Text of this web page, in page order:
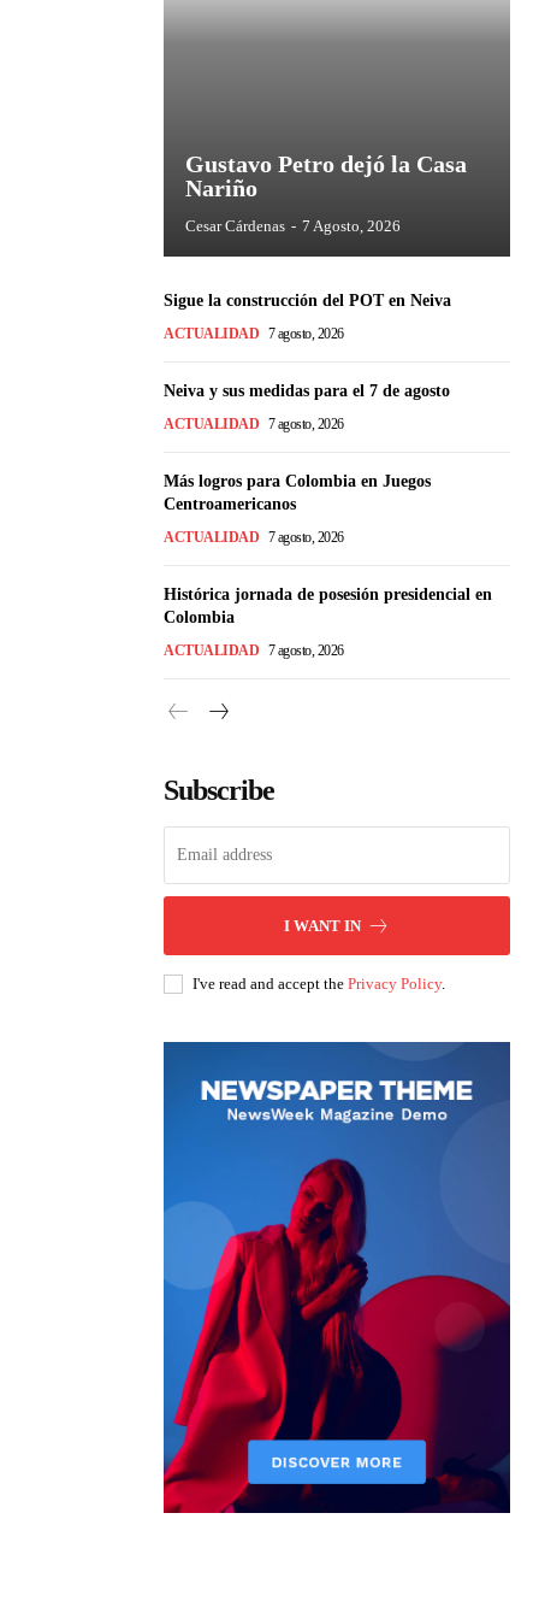
Gustavo Petro dejó la Casa
Nariño
Cesar Cárdenas - 7 Agosto, 2026
Sigue la construcción del POT en Neiva
ACTUALIDAD 7 agosto, 2026
Neiva y sus medidas para el 7 de agosto
ACTUALIDAD 7 agosto, 2026
Más logros para Colombia en Juegos
Centroamericanos
ACTUALIDAD 7 agosto, 2026
Histórica jornada de posesión presidencial en
Colombia
ACTUALIDAD 7 agosto, 2026
Subscribe
I WANT IN
I've read and accept the Privacy Policy.